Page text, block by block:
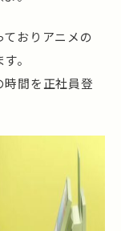
おりアニメの
。
時間を正社員登